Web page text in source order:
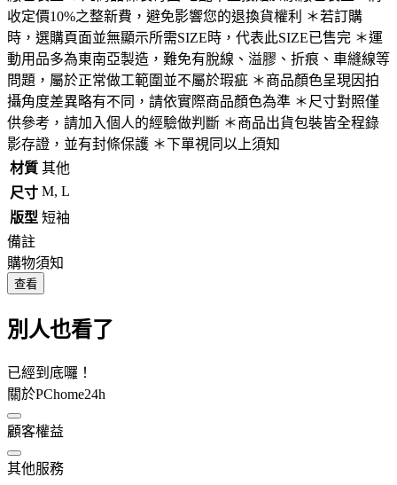
收定價10%之整新費，避免影響您的退換貨權利 ＊若訂購
時，選購頁面並無顯示所需SIZE時，代表此SIZE已售完 ＊運
動用品多為東南亞製造，難免有脫線、溢膠、折痕、車縫線等
問題，屬於正常做工範圍並不屬於瑕疵 ＊商品顏色呈現因拍
攝角度差異略有不同，請依實際商品顏色為準 ＊尺寸對照僅
供參考，請加入個人的經驗做判斷 ＊商品出貨包裝皆全程錄
影存證，並有封條保護 ＊下單視同以上須知
材質 其他
尺寸 M, L
版型 短袖
備註
購物須知
查看
別人也看了
已經到底囉！
關於PChome24h
顧客權益
其他服務